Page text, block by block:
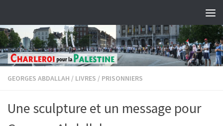
GEORGES ABDALLAH / LIVRES / PRISONNIERS
Une sculpture et un message pour